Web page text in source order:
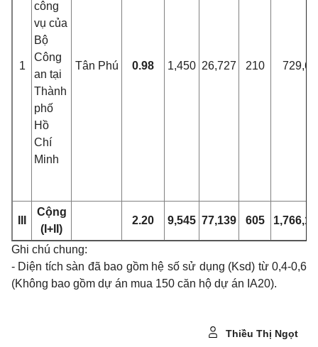
1
công
vụ của
Bộ
Công
an tại
Thành
phố
Hồ
Chí
Minh
Tân Phú 0.98 1,450 26,727 210
Cộng
(I+II)
2.20 9,545 77,139 605
Ghi chú chung:
- Diện tích sàn đã bao gồm hệ số sử dụng (Ksd) từ 0,4-0,6
(Không bao gồm dự án mua 150 căn hộ dự án IA20).
Thiều Thị Ngọt